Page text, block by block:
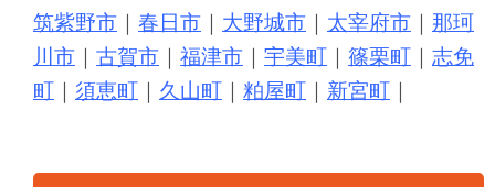
筑紫野市 ｜ 春日市 ｜ 大野城市 ｜ 太宰府市 ｜ 那珂
川市 ｜ 古賀市 ｜ 福津市 ｜ 宇美町 ｜ 篠栗町 ｜ 志免
町 ｜ 須恵町 ｜ 久山町 ｜ 粕屋町 ｜ 新宮町 ｜